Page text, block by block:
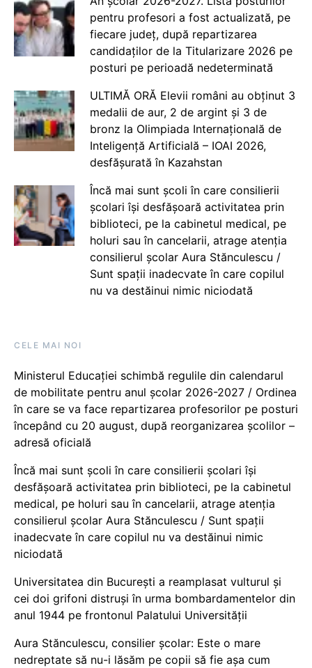
pentru profesori a fost actualizată, pe
fiecare județ, după repartizarea
candidaților de la Titularizare 2026 pe
posturi pe perioadă nedeterminată
ULTIMĂ ORĂ Elevii români au obținut 3
medalii de aur, 2 de argint și 3 de
bronz la Olimpiada Internațională de
Inteligență Artificială – IOAI 2026,
desfășurată în Kazahstan
Încă mai sunt școli în care consilierii
școlari își desfășoară activitatea prin
biblioteci, pe la cabinetul medical, pe
holuri sau în cancelarii, atrage atenția
consilierul școlar Aura Stănculescu /
Sunt spații inadecvate în care copilul
nu va destăinui nimic niciodată
CELE MAI NOI
Ministerul Educației schimbă regulile din calendarul
de mobilitate pentru anul școlar 2026-2027 / Ordinea
în care se va face repartizarea profesorilor pe posturi
începând cu 20 august, după reorganizarea școlilor –
adresă oficială
Încă mai sunt școli în care consilierii școlari își
desfășoară activitatea prin biblioteci, pe la cabinetul
medical, pe holuri sau în cancelarii, atrage atenția
consilierul școlar Aura Stănculescu / Sunt spații
inadecvate în care copilul nu va destăinui nimic
niciodată
Universitatea din București a reamplasat vulturul și
cei doi grifoni distruși în urma bombardamentelor din
anul 1944 pe frontonul Palatului Universității
Aura Stănculescu, consilier școlar: Este o mare
nedreptate să nu-i lăsăm pe copii să fie așa cum